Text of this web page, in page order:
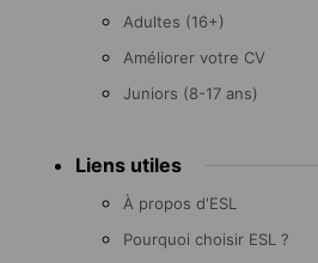
Adultes (16+)
Améliorer votre CV
Juniors (8-17 ans)
Liens utiles
À propos d'ESL
Pourquoi choisir ESL ?